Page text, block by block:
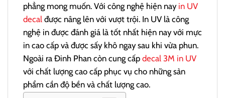
phẳng mong muốn. Với công nghệ hiện nay in UV
decal được nâng lên với vượt trội. In UV là công
nghệ in được đánh giá là tốt nhất hiện nay với mực
in cao cấp và được sấy khô ngay sau khi vừa phun.
Ngoài ra Đinh Phan còn cung cấp decal 3M in UV
với chất lượng cao cấp phục vụ cho những sản
phẩm cần độ bền và chất lượng cao.